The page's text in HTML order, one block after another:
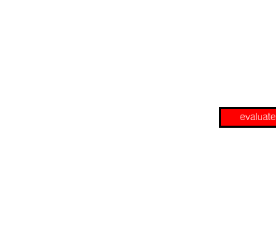
evaluate